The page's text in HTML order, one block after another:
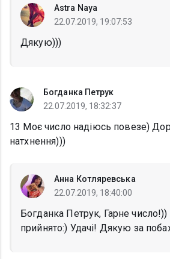
Astra Naya
22.07.2019, 19:07:53
Дякую)))
Богданка Петрук
22.07.2019, 18:32:37
13 Моє число надіюсь повезе)
натхнення)))
Анна Котляревська
22.07.2019, 18:40:00
Богданка Петрук, Гарне
прийнято:) Удачі! Дякую за